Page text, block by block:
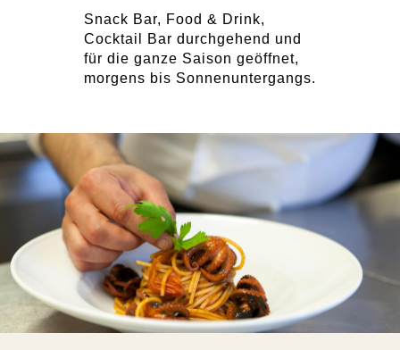
Snack Bar, Food & Drink,
Cocktail Bar durchgehend und
für die ganze Saison geöffnet,
morgens bis Sonnenuntergangs.